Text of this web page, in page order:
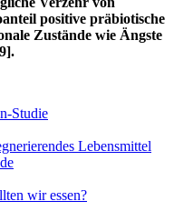
positive präbiotische
Zustände wie Ängste
Studie
Lebensmittel
wir essen?